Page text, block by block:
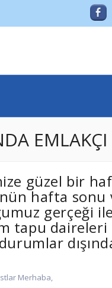
ve
EMLAKÇI
güzel bir
hafta sonu
gerçeği
tapu daireleri
Dostlar